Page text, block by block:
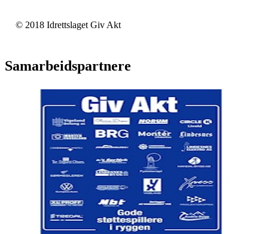
© 2018 Idrettslaget Giv Akt
Samarbeidspartnere